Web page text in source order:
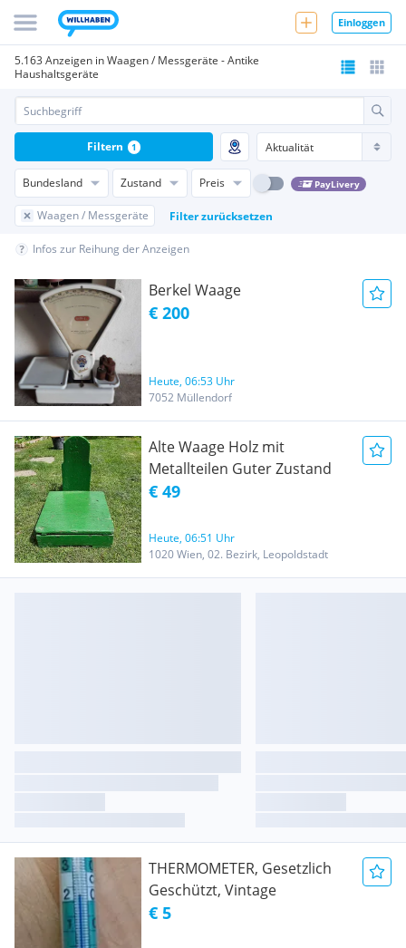
Einloggen
5.163 Anzeigen in Waagen / Messgeräte - Antike
Haushaltsgeräte
Bundesland Zustand Preis PayLivery
Waagen / Messgeräte Filter zurücksetzen
Filtern 1
Infos zur Reihung der Anzeigen
Berkel Waage
€ 200
Heute, 06:53 Uhr
7052 Müllendorf
Alte Waage Holz mit
Metallteilen Guter Zustand
€ 49
Heute, 06:51 Uhr
1020 Wien, 02. Bezirk, Leopoldstadt
THERMOMETER, Gesetzlich
Geschützt, Vintage
€ 5